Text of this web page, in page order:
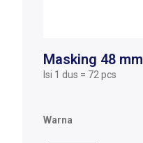
Masking 48 mm
Isi 1 dus = 72 pcs
Warna